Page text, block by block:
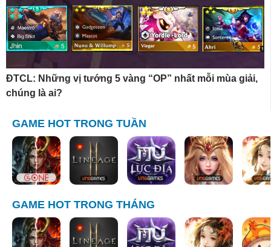
ĐTCL: Những vị tướng 5 vàng “OP” nhất mỗi mùa giải,
chúng là ai?
GAME HOT TRONG TUẦN
GAME HOT TRONG THÁNG